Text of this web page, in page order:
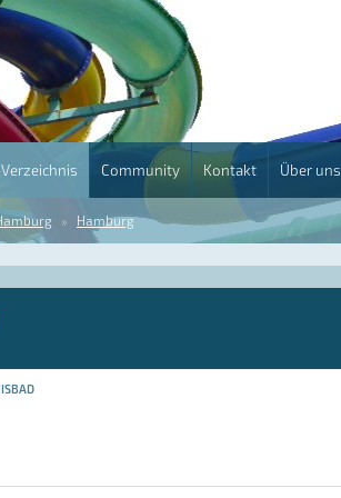
Community Kontakt Über uns
Hamburg